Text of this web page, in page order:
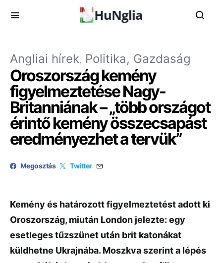
Angliai hírek Politika, Gazdaság
Oroszország kemény
figyelmeztetése Nagy-
Britanniának – „több országot
érintő kemény összecsapást
eredményezhet a tervük”
Megosztás Twitter
Kemény és határozott figyelmeztetést adott ki
Oroszország, miután London jelezte: egy
esetleges tűzszünet után brit katonákat
küldhetne Ukrajnába. Moszkva szerint a lépés